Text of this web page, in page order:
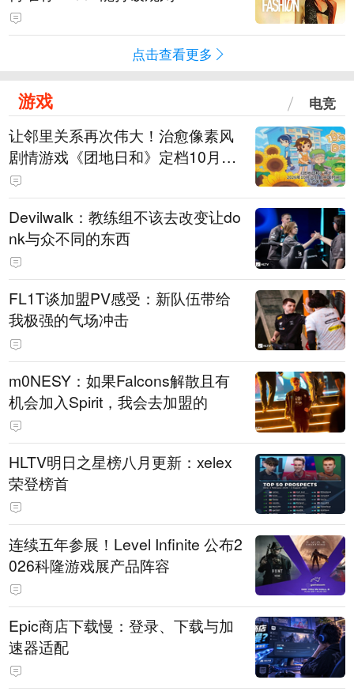
点击查看更多
游戏 电竞
让邻里关系再次伟大！治愈像素风
剧情游戏《团地日和》定档10月30
日发售
Devilwalk：教练组不该去改变让do
nk与众不同的东西
FL1T谈加盟PV感受：新队伍带给
我极强的气场冲击
m0NESY：如果Falcons解散且有
机会加入Spirit，我会去加盟的
HLTV明日之星榜八月更新：xelex
荣登榜首
连续五年参展！Level Infinite 公布2
026科隆游戏展产品阵容
Epic商店下载慢：登录、下载与加
速器适配